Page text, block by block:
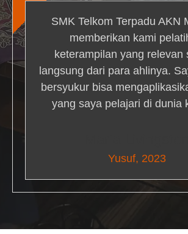
SMK Telkom Terpadu AKN
memberikan kami
keterampilan yang relevan
langsung dari para ahlinya.
bersyukur bisa
yang saya pelajari di dunia
Yusuf, 2023